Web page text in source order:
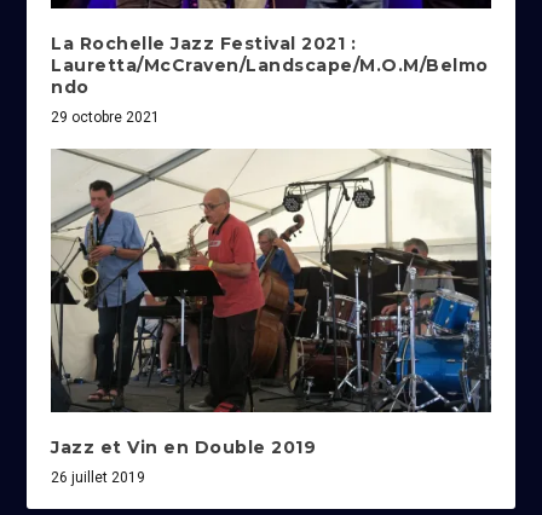
La Rochelle Jazz Festival 2021 :
Lauretta/McCraven/Landscape/M.O.M/Belmo
ndo
29 octobre 2021
Jazz et Vin en Double 2019
26 juillet 2019